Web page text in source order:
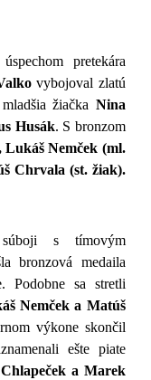
pretekára
vybojoval zlatú
žiačka Nina
Husák. S bronzom
Nemček (ml.
Chrvala (st. žiak).
s tímovým
bronzová medaila
Podobne sa stretli
Nemček a Matúš
výkone skončil
ešte piate
a Marek